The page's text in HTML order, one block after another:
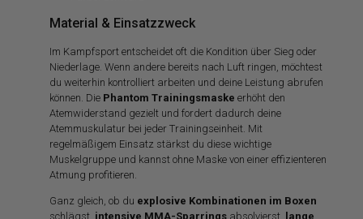
Material & Einsatzzweck
Im Kampfsport entscheidet oft die Kondition über Sieg oder
Niederlage. Wenn andere bereits nach Luft ringen, möchtest
du weiterhin kontrolliert arbeiten und deine Leistung abrufen
können. Die Phantom Trainingsmaske erhöht den
Atemwiderstand gezielt und fordert dadurch deine
Atemmuskulatur bei jeder Trainingseinheit. Mit
regelmäßigem Einsatz stärkst du diese wichtige
Muskelgruppe und kannst ohne Maske von einer effizienteren
Atmung profitieren.
Ganz gleich, ob du explosive Kombinationen im Boxen
schlägst, intensive MMA-Sparrings absolvierst, lange